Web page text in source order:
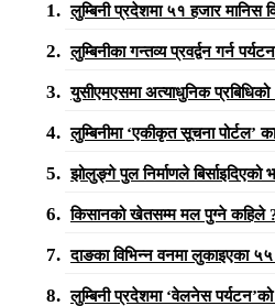
लुम्बिनी प्रदेशमा ५१ हजार मानिस
लुम्बिनीका गन्तव्य प्रवर्द्वन गर्न
युसीएमएसमा अत्याधुनिक
लुम्बिनीमा ‘एकीकृत सूचना पोर्टल’
झोलुङ्गे पुल निर्माणले बिर्साइदिएको
किसानको खेतसम्म मल पुग्ने कहिले
दाङका विभिन्न वनमा लुकाइएका
लुम्बिनी प्रदेशमा ‘वेलनेस